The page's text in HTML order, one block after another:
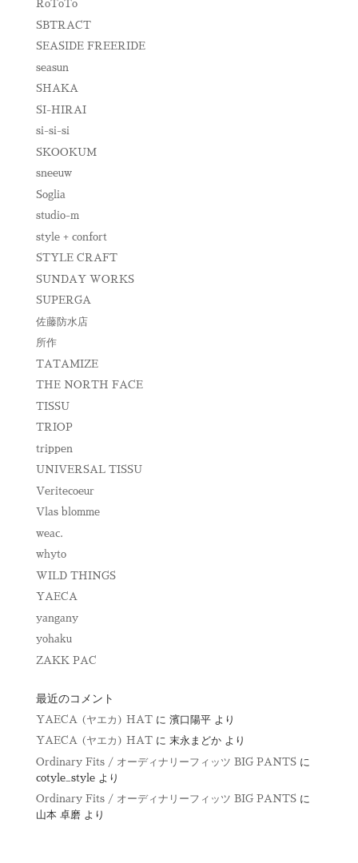
RoToTo
SBTRACT
SEASIDE FREERIDE
seasun
SHAKA
SI-HIRAI
si-si-si
SKOOKUM
sneeuw
Soglia
studio-m
style + confort
STYLE CRAFT
SUNDAY WORKS
SUPERGA
佐藤防水店
所作
TATAMIZE
THE NORTH FACE
TISSU
TRIOP
trippen
UNIVERSAL TISSU
Veritecoeur
Vlas blomme
weac.
whyto
WILD THINGS
YAECA
yangany
yohaku
ZAKK PAC
最近のコメント
YAECA (ヤエカ) HATに 濱口陽平より
YAECA (ヤエカ) HATに 末永まどかより
Ordinary Fits / オーディナリーフィッツ BIG PANTSに
cotyle_styleより
Ordinary Fits / オーディナリーフィッツ BIG PANTSに
山本 卓磨より